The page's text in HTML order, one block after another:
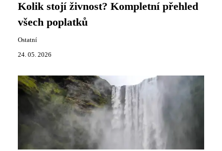
Kolik stojí živnost? Kompletní přehled
všech poplatků
Ostatní
24. 05. 2026